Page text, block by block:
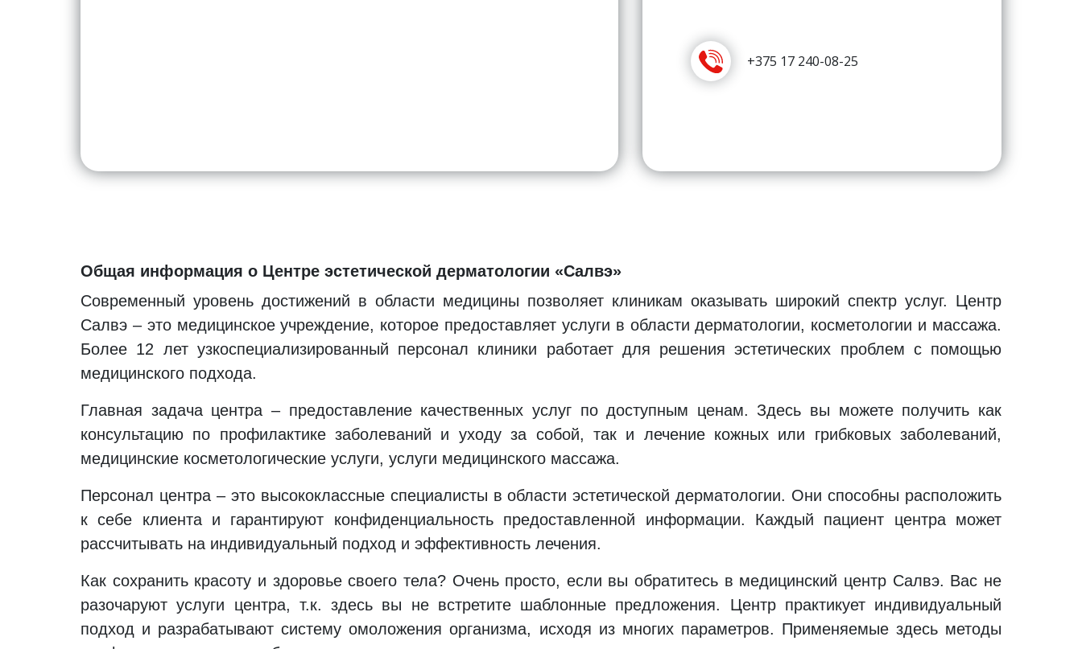
+375 17 240-08-25
Общая информация о Центре эстетической дерматологии «Салвэ»
Современный уровень достижений в области медицины позволяет клиникам оказывать широкий спектр услуг. Центр
Салвэ – это медицинское учреждение, которое предоставляет услуги в области дерматологии, косметологии и массажа.
Более 12 лет узкоспециализированный персонал клиники работает для решения эстетических проблем с помощью
медицинского подхода.
Главная задача центра – предоставление качественных услуг по доступным ценам. Здесь вы можете получить как
консультацию по профилактике заболеваний и уходу за собой, так и лечение кожных или грибковых заболеваний,
медицинские косметологические услуги, услуги медицинского массажа.
Персонал центра – это высококлассные специалисты в области эстетической дерматологии. Они способны расположить
к себе клиента и гарантируют конфиденциальность предоставленной информации. Каждый пациент центра может
рассчитывать на индивидуальный подход и эффективность лечения.
Как сохранить красоту и здоровье своего тела? Очень просто, если вы обратитесь в медицинский центр Салвэ. Вас не
разочаруют услуги центра, т.к. здесь вы не встретите шаблонные предложения. Центр практикует индивидуальный
подход и разрабатывают систему омоложения организма, исходя из многих параметров. Применяемые здесь методы